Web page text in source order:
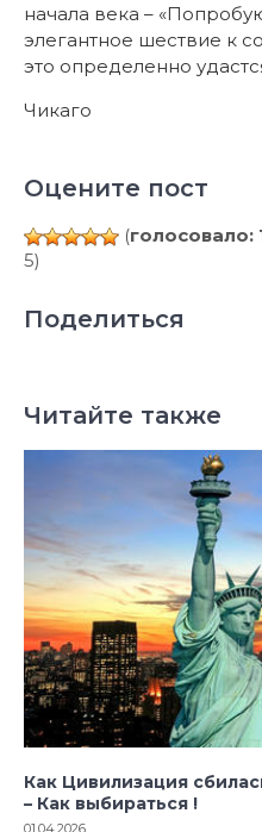
начала века –
элегантное шествие к
это определенно
Чикаго
Оцените пост
(голосовало:
5)
Поделиться
Читайте также
Как Цивилизация
– Как выбираться !
01.04.2026